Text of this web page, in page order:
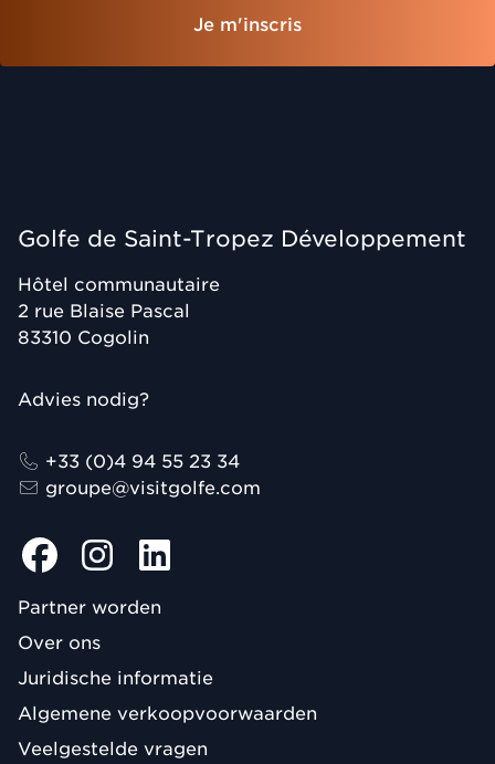
Je m'inscris
Golfe de Saint-Tropez Développement
Hôtel communautaire
2 rue Blaise Pascal
83310 Cogolin
Advies nodig?
+33 (0)4 94 55 23 34
groupe@visitgolfe.com
Partner worden
Over ons
Juridische informatie
Algemene verkoopvoorwaarden
Veelgestelde vragen